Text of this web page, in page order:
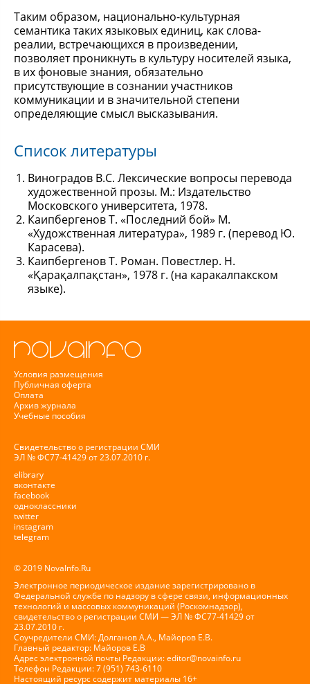
Таким образом, национально-культурная
семантика таких языковых единиц, как слова-
реалии, встречающихся в произведении,
позволяет проникнуть в культуру носителей языка,
в их фоновые знания, обязательно
присутствующие в сознании участников
коммуникации и в значительной степени
определяющие смысл высказывания.
Список литературы
Виноградов В.С. Лексические вопросы перевода
художественной прозы. М.: Издательство
Московского университета, 1978.
Каипбергенов Т. «Последний бой» М.
«Художственная литература», 1989 г. (перевод Ю.
Карасева).
Каипбергенов Т. Роман. Повестлер. Н.
«Қарақалпақстан», 1978 г. (на каракалпакском
языке).
Условия размещения
Публичная оферта
Оплата
Архив журнала
Учебные пособия
Свидетельство о регистрации СМИ
ЭЛ № ФС77-41429 от 23.07.2010 г.
elibrary
вконтакте
facebook
одноклассники
twitter
instagram
telegram
© 2019 NovaInfo.Ru
Электронное периодическое издание зарегистрировано в
Федеральной службе по надзору в сфере связи, информационных
технологий и массовых коммуникаций (Роскомнадзор),
свидетельство о регистрации СМИ — ЭЛ № ФС77-41429 от
23.07.2010 г.
Соучредители СМИ: Долганов А.А., Майоров Е.В.
Главный редактор: Майоров Е.В
Адрес электронной почты Редакции:editor@novainfo.ru
Телефон Редакции: 7 (951) 743-6110
Настоящий ресурс содержит материалы 16+